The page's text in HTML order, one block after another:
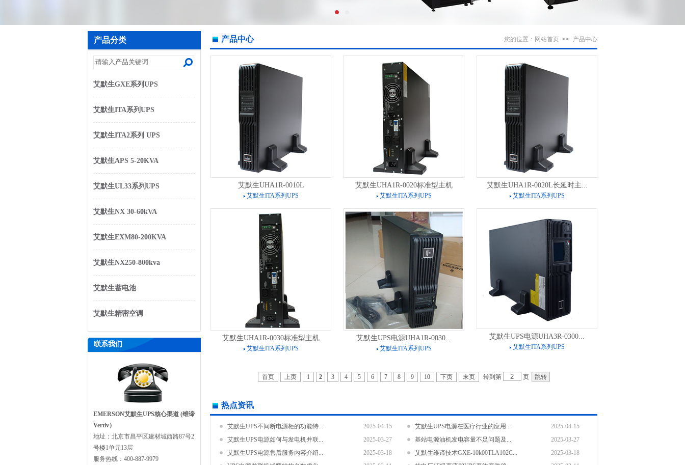
产品分类
艾默生GXE系列UPS
艾默生ITA系列UPS
艾默生ITA2系列 UPS
艾默生APS 5-20KVA
艾默生UL33系列UPS
艾默生NX 30-60kVA
艾默生EXM80-200KVA
艾默生NX250-800kva
艾默生蓄电池
艾默生精密空调
联系我们
EMERSON艾默生UPS核心渠道 (维谛
Vertiv）
地址：北京市昌平区建材城西路87号2
号楼1单元13层
服务热线：400-887-9979
产品中心 您的位置： 网站首页 >> 产品中心
艾默生UHA1R-0010L
艾默生ITA系列UPS
艾默生UHA1R-0020标准型主机
艾默生ITA系列UPS
艾默生UHA1R-0020L长延时主...
艾默生ITA系列UPS
艾默生UHA1R-0030标准型主机
艾默生ITA系列UPS
艾默生UPS电源UHA1R-0030...
艾默生ITA系列UPS
艾默生UPS电源UHA3R-0300...
艾默生ITA系列UPS
首页 上页 1 2 3 4 5 6 7 8 9 10 下页 末页 转到第 页
热点资讯
2025-04-15
艾默生UPS不间断电源柜的功能特... 2025-04-15
艾默生UPS电源在医疗行业的应用...
2025-03-27
艾默生UPS电源如何与发电机并联... 2025-03-27
基站电源油机发电容量不足问题及...
2025-03-18
艾默生UPS电源售后服务内容介绍... 2025-03-18
艾默生维谛技术GXE-10k00TLA102C...